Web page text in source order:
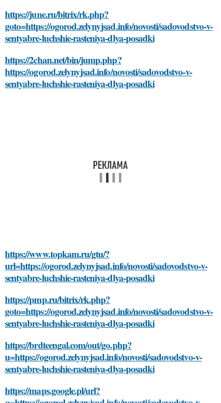
https://june.ru/bitrix/rk.php?
goto=https://ogorod.zelynyjsad.info/novosti/sadovodstvo-v-
sentyabre-luchshie-rasteniya-dlya-posadki
https://2chan.net/bin/jump.php?
https://ogorod.zelynyjsad.info/novosti/sadovodstvo-v-
sentyabre-luchshie-rasteniya-dlya-posadki
https://www.topkam.ru/gtu/?
url=https://ogorod.zelynyjsad.info/novosti/sadovodstvo-v-
sentyabre-luchshie-rasteniya-dlya-posadki
https://pmp.ru/bitrix/rk.php?
goto=https://ogorod.zelynyjsad.info/novosti/sadovodstvo-v-
sentyabre-luchshie-rasteniya-dlya-posadki
https://brdteengal.com/out/go.php?
u=https://ogorod.zelynyjsad.info/novosti/sadovodstvo-v-
sentyabre-luchshie-rasteniya-dlya-posadki
https://maps.google.pl/url?